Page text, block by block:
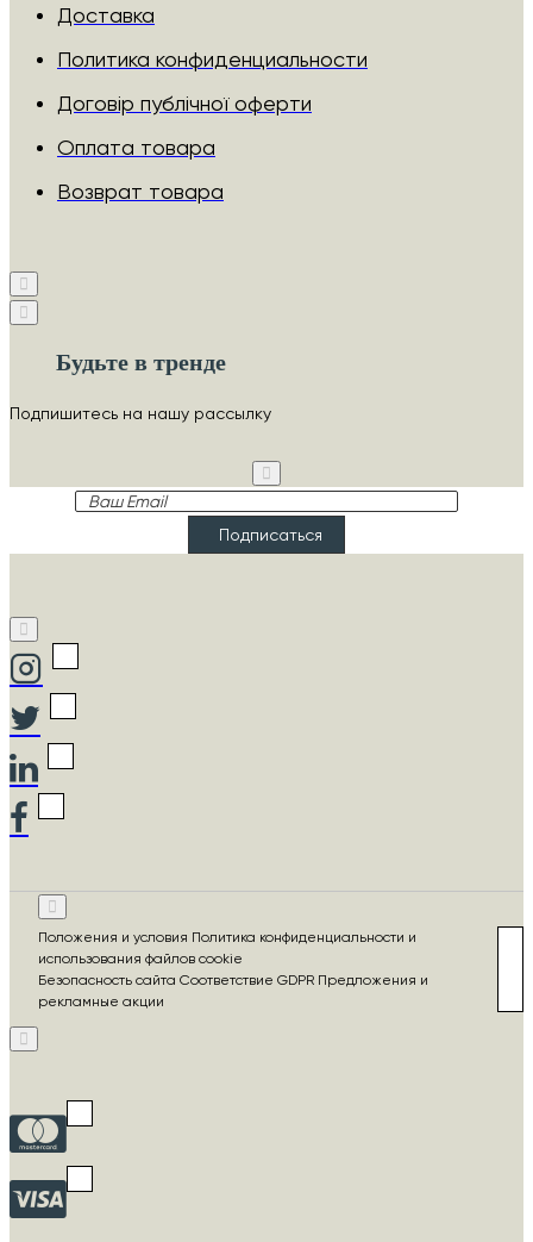
Доставка
Политика конфиденциальности
Договір публічної оферти
Оплата товара
Возврат товара
Будьте в тренде
Подпишитесь на нашу рассылку
Ваш
Подписаться
Положения и условия Политика конфиденциальности и
использования файлов cookie
Безопасность сайта Соответствие GDPR Предложения и
рекламные акции